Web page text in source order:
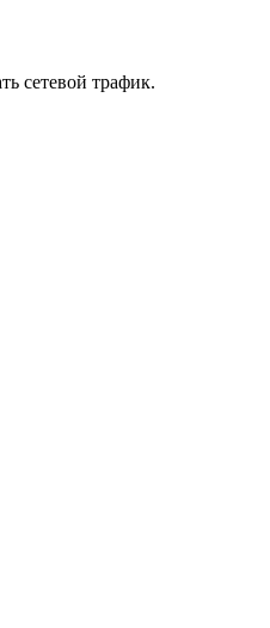
сетевой трафик.